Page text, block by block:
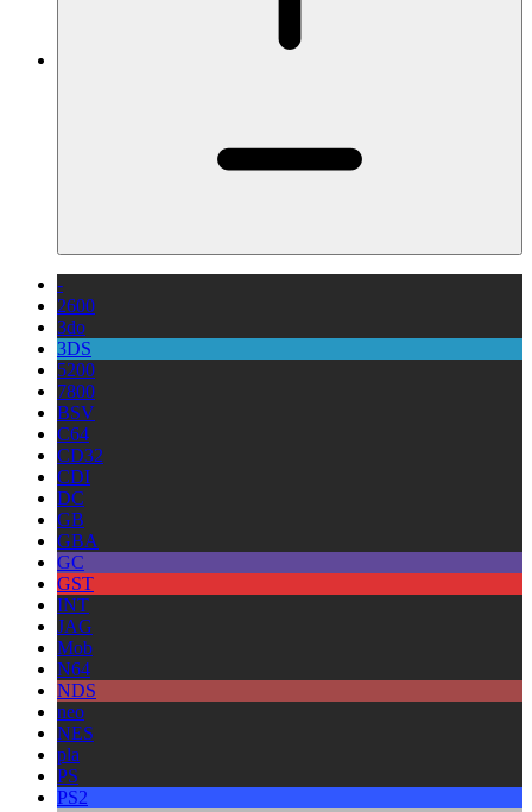
-
2600
3do
3DS
5200
7800
BSV
C64
CD32
CDI
DC
GB
GBA
GC
GST
INT
JAG
Mob
N64
NDS
neo
NES
pla
PS
PS2